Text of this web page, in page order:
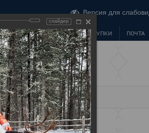
Версия для
МУНИЦИПАЛЬНЫЕ ЗАКУПКИ ПОЧТА
слайдер